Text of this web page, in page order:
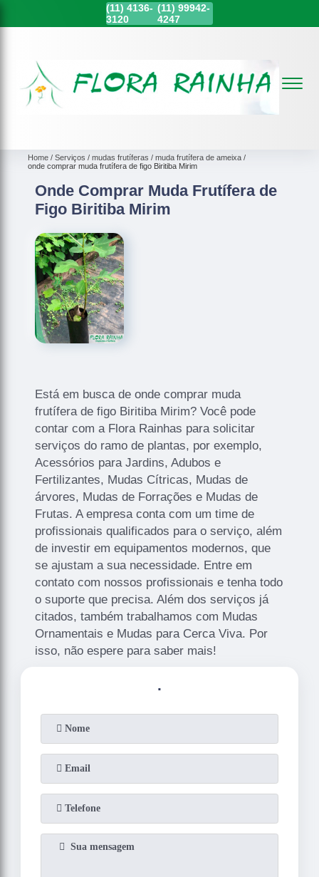
(11) 4136-
3120
(11)99942-
4247
Home Serviços mudas frutíferas
muda frutífera de ameixa
onde comprar muda frutífera de figo Biritiba Mirim
Onde Comprar Muda Frutífera de
Figo Biritiba Mirim
Está em busca de onde comprar muda
frutífera de figo Biritiba Mirim? Você pode
contar com a Flora Rainhas para solicitar
serviços do ramo de plantas, por exemplo,
Acessórios para Jardins, Adubos e
Fertilizantes, Mudas Cítricas, Mudas de
árvores, Mudas de Forrações e Mudas de
Frutas. A empresa conta com um time de
profissionais qualificados para o serviço, além
de investir em equipamentos modernos, que
se ajustam a sua necessidade. Entre em
contato com nossos profissionais e tenha todo
o suporte que precisa. Além dos serviços já
citados, também trabalhamos com Mudas
Ornamentais e Mudas para Cerca Viva. Por
isso, não espere para saber mais!
.